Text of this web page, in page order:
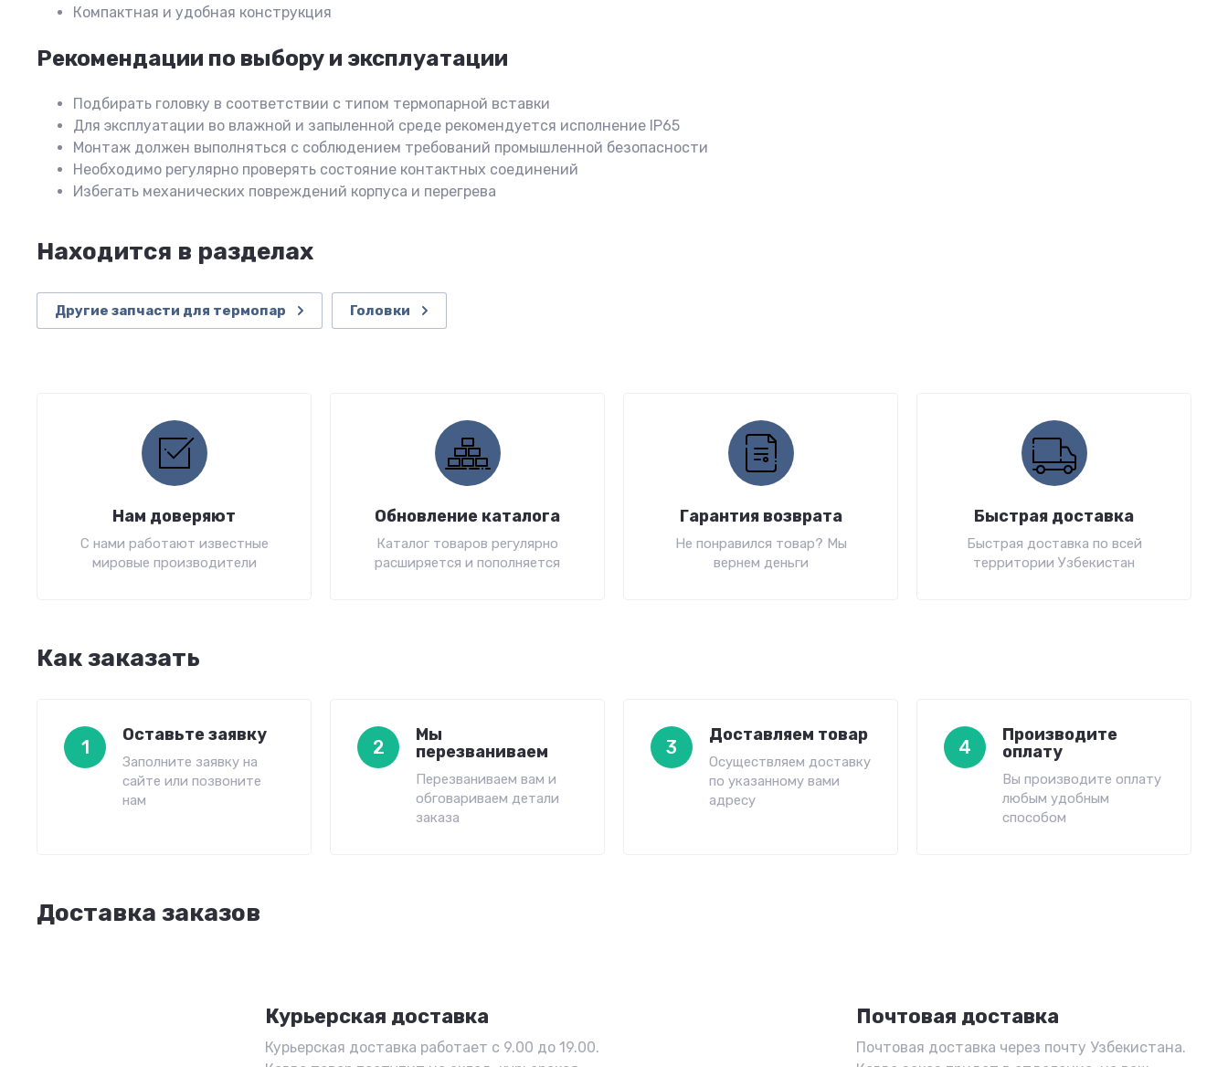
Компактная и удобная конструкция
Рекомендации по выбору и эксплуатации
Подбирать головку в соответствии с типом термопарной вставки
Для эксплуатации во влажной и запыленной среде рекомендуется исполнение IP65
Монтаж должен выполняться с соблюдением требований промышленной безопасности
Необходимо регулярно проверять состояние контактных соединений
Избегать механических повреждений корпуса и перегрева
Находится в разделах
Другие запчасти для термопар Головки
Нам доверяют
С нами работают известные
мировые производители
Обновление каталога
Каталог товаров регулярно
расширяется и пополняется
Гарантия возврата
Не понравился товар? Мы
вернем деньги
Быстрая доставка
Быстрая доставка по всей
территории Узбекистан
Как заказать
1
Оставьте заявку
Заполните заявку на
сайте или позвоните
нам
2
Мы
перезваниваем
Перезваниваем вам и
обговариваем детали
заказа
3
Доставляем товар
Осуществляем доставку
по указанному вами
адресу
4
Производите
оплату
Вы производите оплату
любым удобным
способом
Доставка заказов
Курьерская доставка
Курьерская доставка работает с 9.00 до 19.00.
Почтовая доставка
Почтовая доставка через почту Узбекистана.